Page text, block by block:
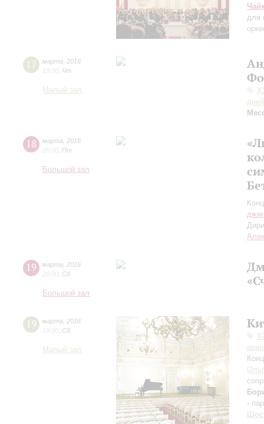
для
17 марта
2016
19:00 Чт
Малый зал
18 марта
2016
20:00 Пт
Большой зал
19 марта
2016
20:00 Сб
Большой зал
19 марта
2016
19:00 Сб
Малый зал
-